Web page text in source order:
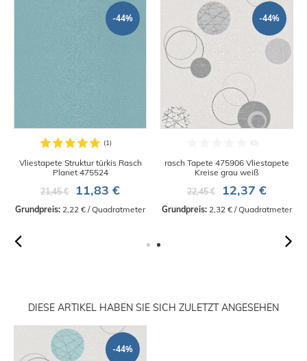
-44%
Vliestapete Struktur türkis Rasch
Planet 475524
21,45 €
11,83 €
Grundpreis: 2,22 € / Quadratmeter
-44%
rasch Tapete 475906 Vliestapete
Kreise grau weiß
22,45 €
12,37 €
Grundpreis: 2,32 € / Quadratmeter
DIESE ARTIKEL HABEN SIE SICH ZULETZT ANGESEHEN
-44%